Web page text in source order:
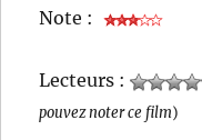
Note :
Lecteurs :
pouvez noter ce film)